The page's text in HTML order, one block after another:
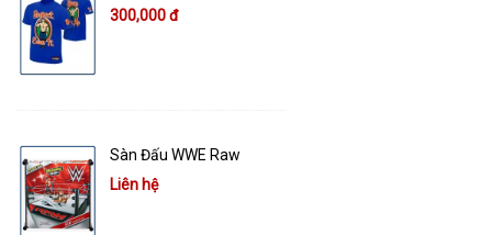
300,000 đ
Sàn Đấu WWE Raw
Liên hệ